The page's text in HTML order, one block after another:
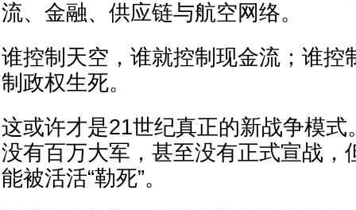
流、金融、供应链与航空网络。
谁控制天空，谁就控制现金流；谁控
制政权生死。
这或许才是21世纪真正的新战争模式
没有百万大军，甚至没有正式宣战，
能被活活“勒死”。